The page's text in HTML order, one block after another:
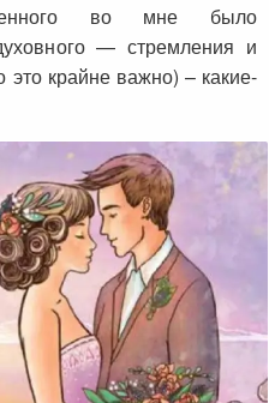
во мне было
— стремления и
это крайне важно) – какие-